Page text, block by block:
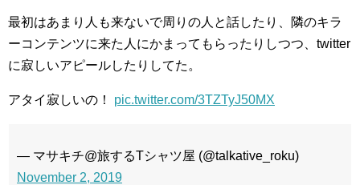
最初はあまり人も来ないで周りの人と話したり、隣のキラ
ーコンテンツに来た人にかまってもらったりしつつ、twitter
に寂しいアピールしたりしてた。
アタイ寂しいの！ pic.twitter.com/3TZTyJ50MX
— マサキチ@旅するTシャツ屋 (@talkative_roku)
November 2, 2019